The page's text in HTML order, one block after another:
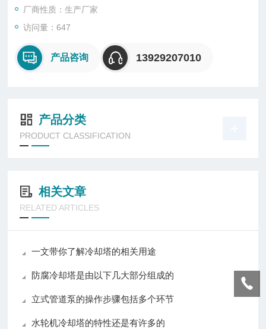
厂商性质：生产厂家
访问量：647
产品咨询 13929207010
产品分类
PRODUCT CLASSIFICATION
相关文章
RELATED ARTICLES
一文带你了解冷却塔的相关用途
防腐冷却塔是由以下几大部分组成的
立式管道泵的操作步骤包括多个环节
水轮机冷却塔的特性还是有许多的